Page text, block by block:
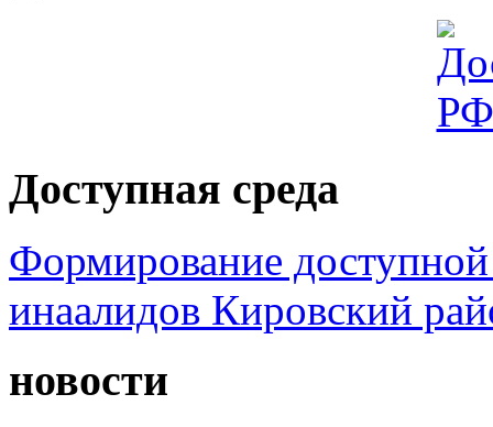
Доступная среда
Формирование доступной
инаалидов Кировский
новости